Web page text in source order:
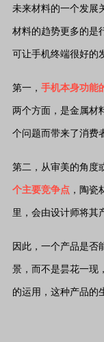
未来材料的一个发展
材料的趋势更多的是
可让手机终端很好的
第一， 手机本身功能
两个方面，是金属材
个问题而带来了消费
第二，从审美的角度
个主要竞争点 ，陶瓷
里，会由设计师将其
因此，一个产品是否
景，而不是昙花一现
的运用，这种产品的